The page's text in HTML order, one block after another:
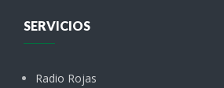
SERVICIOS
Radio Rojas